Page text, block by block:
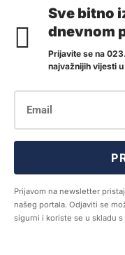
Sve bitno
dnevnom
Prijavite se na
najvažnijih vijesti
Prijavom na newsletter
našeg portala. Odjaviti se
sigurni i koriste se u skladu s